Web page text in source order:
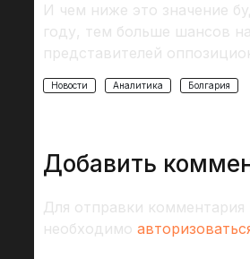
И чем ниже это значение
году, тем больше шансов
представителей
Новости Аналитика Болгария
Добавить
Для отправки комментария
необходимо